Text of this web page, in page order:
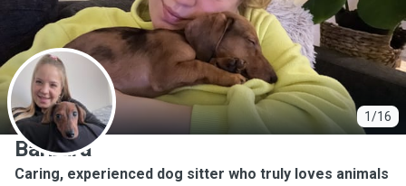
1/16
B
Barbara
Caring, experienced dog sitter who truly loves animals